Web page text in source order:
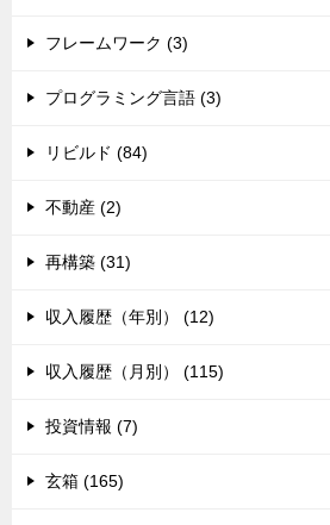
フレームワーク (3)
プログラミング言語 (3)
リビルド (84)
不動産 (2)
再構築 (31)
収入履歴（年別） (12)
収入履歴（月別） (115)
投資情報 (7)
玄箱 (165)